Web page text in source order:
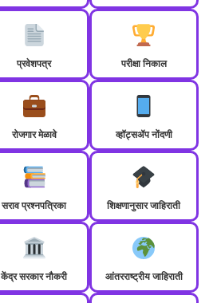
प्रवेशपत्र परीक्षा निकाल
रोजगार मेळावे व्हॉट्सॲप नोंदणी
सराव प्रश्नपत्रिका शिक्षणानुसार जाहिराती
केंद्र सरकार नौकरी आंतरराष्ट्रीय जाहिराती